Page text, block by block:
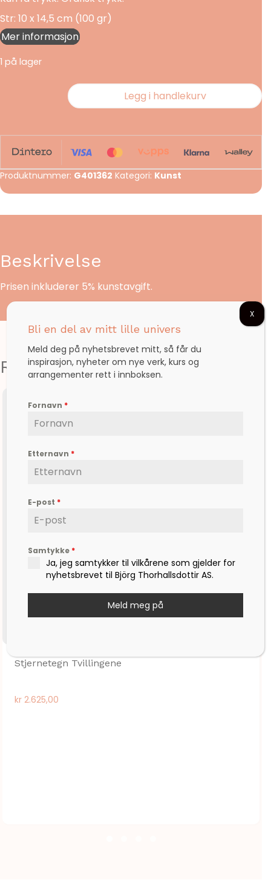
Str: 10 x 14,5 cm (100 gr)
Mer informasjon
1 på lager
Legg i handlekurv
Produktnummer: G401362 Kategori: Kunst
Beskrivelse
Prisen inkluderer 5% kunstavgift.
Relaterte produkter
Stjernetegn Tvillingene
kr 2.625,00
Bli en del av mitt lille univers
Meld deg på nyhetsbrevet mitt, så får du
inspirasjon, nyheter om nye verk, kurs og
arrangementer rett i innboksen.
Fornavn *
Etternavn *
E-post *
Samtykke *
Ja, jeg samtykker til vilkårene som gjelder for
nyhetsbrevet til Björg Thorhallsdottir AS.
Meld meg på
X